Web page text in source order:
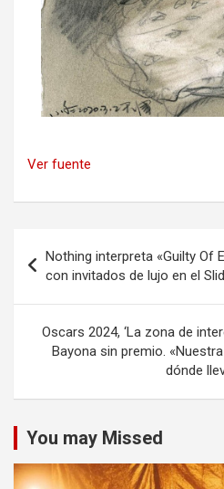
Ver fuente
de
entradas
Nothing interpreta «Guilty Of
con invitados de lujo en el
Oscars 2024, ‘La zona de
Bayona sin premio.
dónde
You may Missed